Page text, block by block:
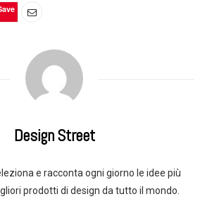
Design Street
e racconta ogni giorno le idee più
prodotti di design da tutto il mondo.